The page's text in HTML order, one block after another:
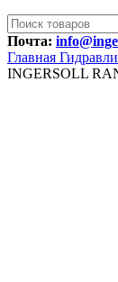
Почта:
Главная
INGERSOLL